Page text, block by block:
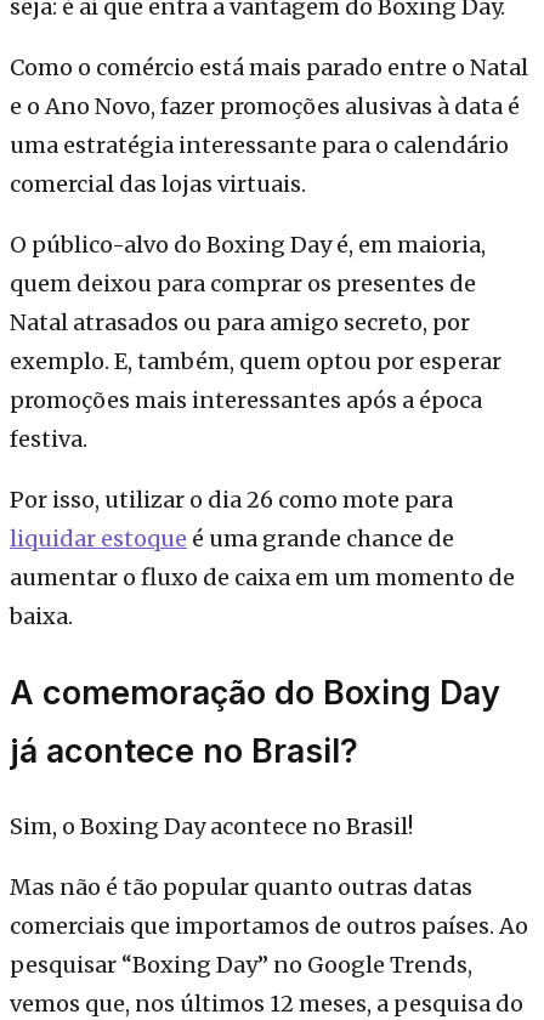
seja: é aí que entra a vantagem do Boxing Day.
Como o comércio está mais parado entre o Natal
e o Ano Novo, fazer promoções alusivas à data é
uma estratégia interessante para o calendário
comercial das lojas virtuais.
O público-alvo do Boxing Day é, em maioria,
quem deixou para comprar os presentes de
Natal atrasados ou para amigo secreto, por
exemplo. E, também, quem optou por esperar
promoções mais interessantes após a época
festiva.
Por isso, utilizar o dia 26 como mote para
liquidar estoque é uma grande chance de
aumentar o fluxo de caixa em um momento de
baixa.
A comemoração do Boxing Day
já acontece no Brasil?
Sim, o Boxing Day acontece no Brasil!
Mas não é tão popular quanto outras datas
comerciais que importamos de outros países. Ao
pesquisar “Boxing Day” no Google Trends,
vemos que, nos últimos 12 meses, a pesquisa do